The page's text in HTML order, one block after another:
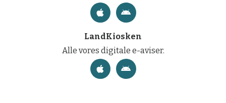
LandKiosken
Alle vores digitale e-aviser.